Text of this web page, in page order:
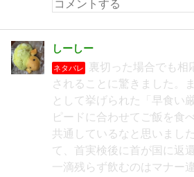
しーしー
ネタバレ
裏切った場合でも相
されることに驚きました。
として挙げられた「早食い
ピードに合わせてご飯を食
共通しているなと思いまし
て、首実検後に首が国に返
一滴残らず飲むのはマナー